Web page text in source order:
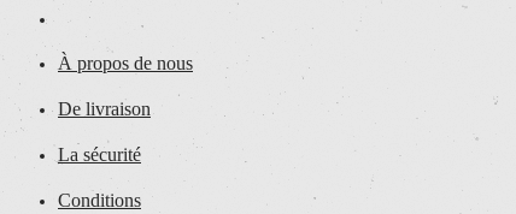
À propos de nous
De livraison
La sécurité
Conditions